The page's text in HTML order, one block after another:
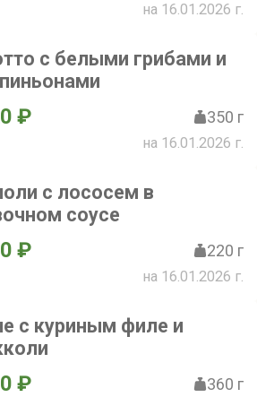
на 16.01.2026 г.
с белыми грибами и
₽ 350 г
на 16.01.2026 г.
с лососем в
соусе
₽ 220 г
на 16.01.2026 г.
с куриным филе и
₽ 360 г